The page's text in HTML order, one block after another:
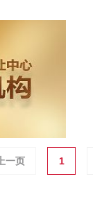
上一页 1